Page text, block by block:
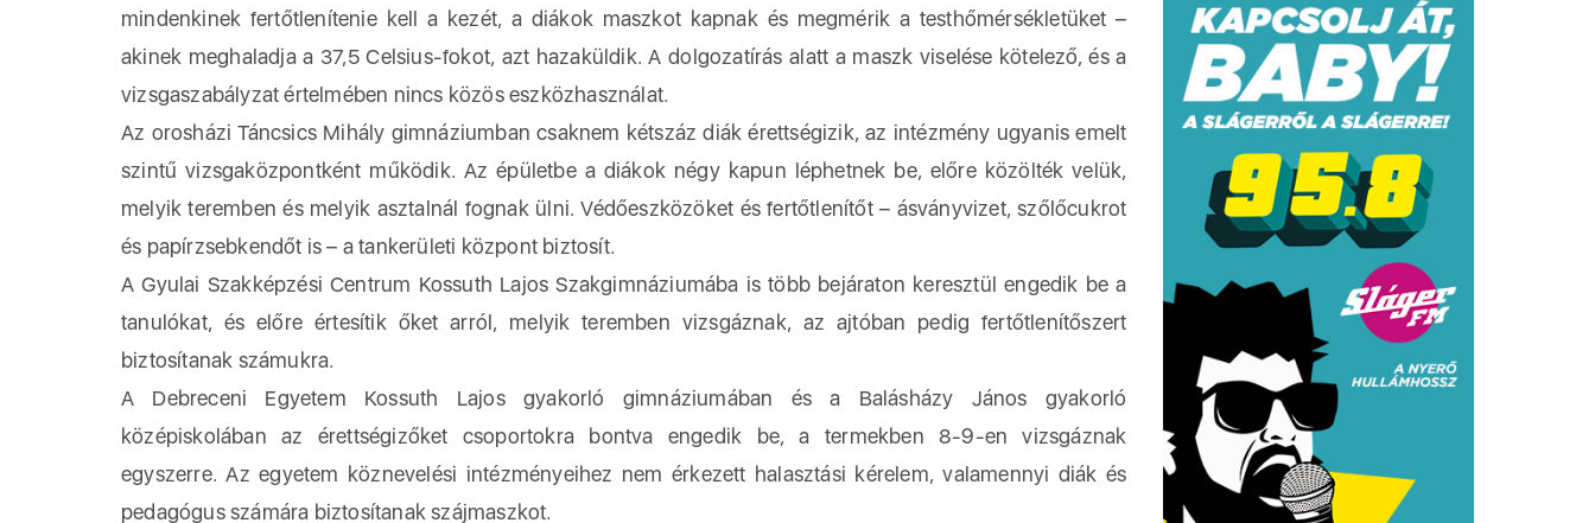
mindenkinek fertőtlenítenie kell a kezét, a diákok maszkot kapnak és megmérik a testhőmérsékletüket –
akinek meghaladja a 37,5 Celsius-fokot, azt hazaküldik. A dolgozatírás alatt a maszk viselése kötelező, és a
vizsgaszabályzat értelmében nincs közös eszközhasználat.
Az orosházi Táncsics Mihály gimnáziumban csaknem kétszáz diák érettségizik, az intézmény ugyanis emelt
szintű vizsgaközpontként működik. Az épületbe a diákok négy kapun léphetnek be, előre közölték velük,
melyik teremben és melyik asztalnál fognak ülni. Védőeszközöket és fertőtlenítőt – ásványvizet, szőlőcukrot
és papírzsebkendőt is – a tankerületi központ biztosít.
A Gyulai Szakképzési Centrum Kossuth Lajos Szakgimnáziumába is több bejáraton keresztül engedik be a
tanulókat, és előre értesítik őket arról, melyik teremben vizsgáznak, az ajtóban pedig fertőtlenítőszert
biztosítanak számukra.
A Debreceni Egyetem Kossuth Lajos gyakorló gimnáziumában és a Balásházy János gyakorló
középiskolában az érettségizőket csoportokra bontva engedik be, a termekben 8-9-en vizsgáznak
egyszerre. Az egyetem köznevelési intézményeihez nem érkezett halasztási kérelem, valamennyi diák és
pedagógus számára biztosítanak szájmaszkot.